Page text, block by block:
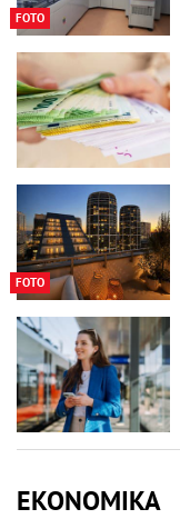
FOTO
FOTO
EKONOMIKA